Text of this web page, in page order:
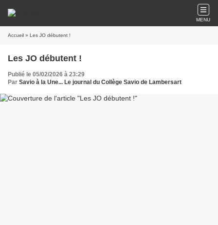
MENU
Accueil » Les JO débutent !
Les JO débutent !
Publié le 05/02/2026 à 23:29
Par Savio à la Une... Le journal du Collège Savio de Lambersart